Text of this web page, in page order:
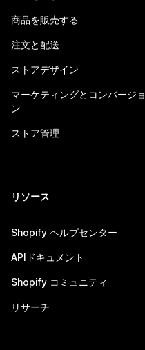
商品を販売する
注文と配送
ストアデザイン
マーケティングとコンバージョ
ン
ストア管理
リソース
Shopify ヘルプセンター
APIドキュメント
Shopify コミュニティ
リサーチ